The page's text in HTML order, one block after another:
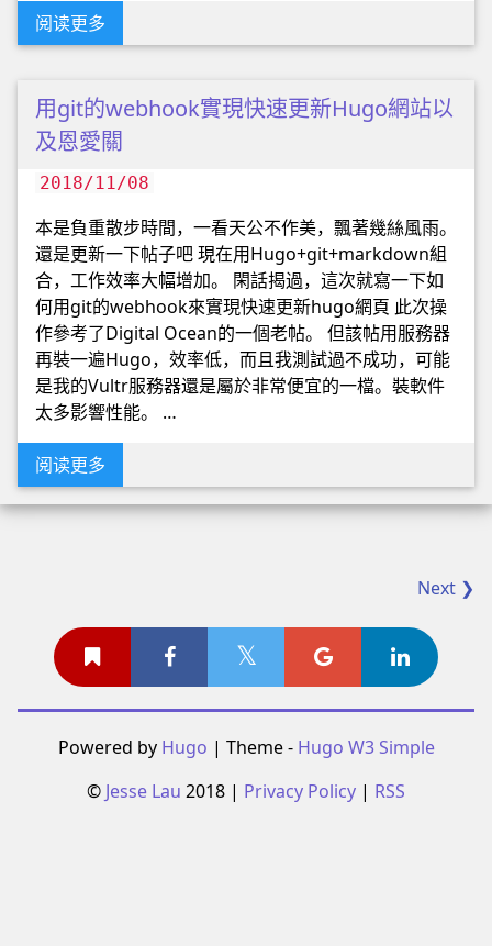
阅读更多
用git的webhook實現快速更新Hugo網站以
及恩愛關
2018/11/08
本是負重散步時間，一看天公不作美，飄著幾絲風雨。
還是更新一下帖子吧 現在用Hugo+git+markdown組
合，工作效率大幅增加。 閑話揭過，這次就寫一下如
何用git的webhook來實現快速更新hugo網頁 此次操
作參考了Digital Ocean的一個老帖。 但該帖用服務器
再裝一遍Hugo，效率低，而且我測試過不成功，可能
是我的Vultr服務器還是屬於非常便宜的一檔。裝軟件
太多影響性能。 …
阅读更多
Next ❯
Powered by Hugo | Theme - Hugo W3 Simple
© Jesse Lau 2018 | Privacy Policy | RSS